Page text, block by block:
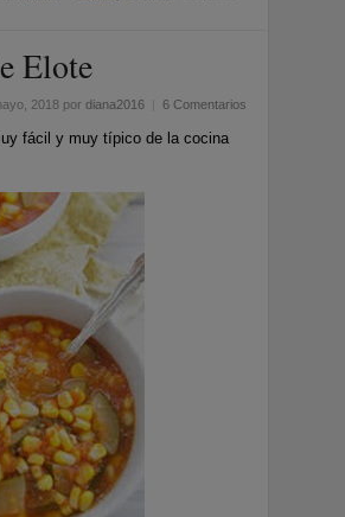
Elote
2018 por diana2016 6 Comentarios
fácil y muy típico de la cocina